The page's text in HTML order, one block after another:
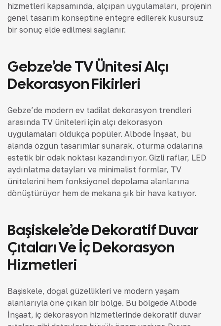
hizmetleri kapsamında, alçıpan uygulamaları, projenin
genel tasarım konseptine entegre edilerek kusursuz
bir sonuç elde edilmesi sağlanır.
Gebze’de TV Ünitesi Alçı
Dekorasyon Fikirleri
Gebze’de modern ev tadilat dekorasyon trendleri
arasında TV üniteleri için alçı dekorasyon
uygulamaları oldukça popüler. Albode İnşaat, bu
alanda özgün tasarımlar sunarak, oturma odalarına
estetik bir odak noktası kazandırıyor. Gizli raflar, LED
aydınlatma detayları ve minimalist formlar, TV
ünitelerini hem fonksiyonel depolama alanlarına
dönüştürüyor hem de mekana şık bir hava katıyor.
Başiskele’de Dekoratif Duvar
Çıtaları Ve İç Dekorasyon
Hizmetleri
Başiskele, doğal güzellikleri ve modern yaşam
alanlarıyla öne çıkan bir bölge. Bu bölgede Albode
İnşaat, iç dekorasyon hizmetlerinde dekoratif duvar